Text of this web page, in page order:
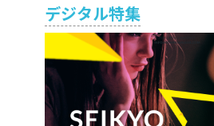
デジタル特集